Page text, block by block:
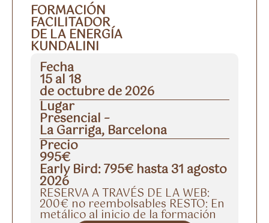
FORMACIÓN
FACILITADOR
DE LA ENERGÍA
KUNDALINI
Fecha
15 al 18
de octubre de 2026
Lugar
Presencial –
La Garriga, Barcelona
Precio
995€
Early Bird: 795€ hasta 31 agosto
2026
RESERVA A TRAVÉS DE LA WEB:
200€ no reembolsables RESTO: En
metálico al inicio de la formación